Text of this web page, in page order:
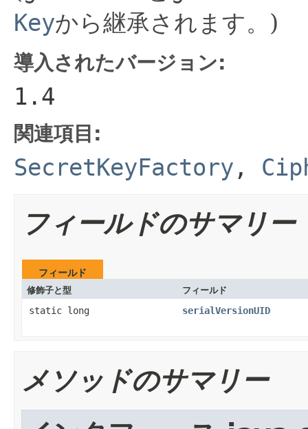
Keyから継承されます。)
導入されたバージョン:
1.4
関連項目:
SecretKeyFactory ,
フィールドのサマリー
フィールド
修飾子と型 フィールド
static long serialVersionUID
メソッドのサマリー